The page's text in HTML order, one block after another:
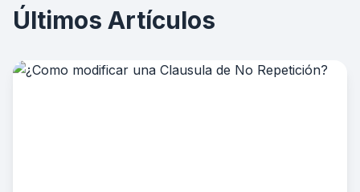
Últimos Artículos